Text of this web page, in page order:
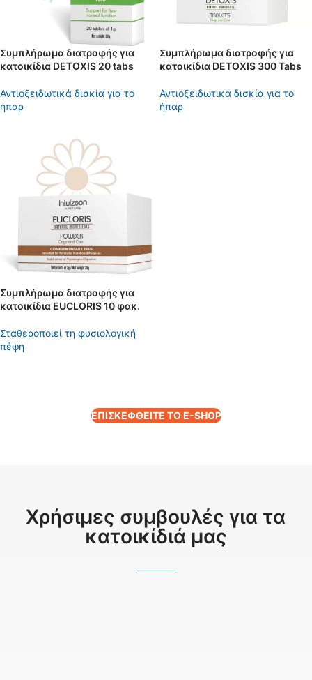
Συμπλήρωμα διατροφής για
κατοικίδια DETOXIS 20 tabs
Αντιοξειδωτικά δισκία για το
ήπαρ
Συμπλήρωμα διατροφής για
κατοικίδια DETOXIS 300 Tabs
Αντιοξειδωτικά δισκία για το
ήπαρ
Συμπλήρωμα διατροφής για
κατοικίδια EUCLORIS 10 φακ.
Σταθεροποιεί τη φυσιολογική
πέψη
ΕΠΙΣΚΕΦΘΕΙΤΕ ΤΟ E-SHOP
Χρήσιμες συμβουλές για τα
κατοικίδιά μας